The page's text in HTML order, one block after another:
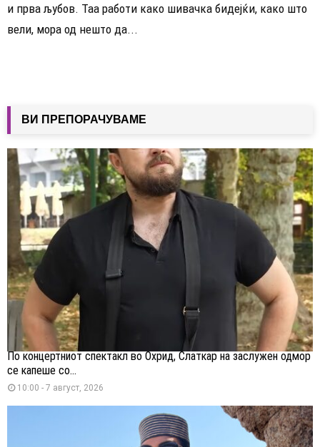
и прва љубов. Таа работи како шивачка бидејќи, како што
вели, мора од нешто да...
ВИ ПРЕПОРАЧУВАМЕ
По концертниот спектакл во Охрид, Слаткар на заслужен одмор
се капеше со...
10:00 - 7 август, 2026